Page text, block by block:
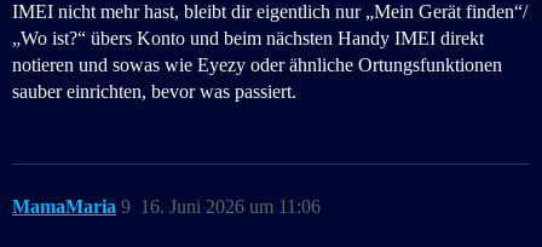
IMEI nicht mehr hast, bleibt dir eigentlich nur „Mein Gerät finden“/
„Wo ist?“ übers Konto und beim nächsten Handy IMEI direkt
notieren und sowas wie Eyezy oder ähnliche Ortungsfunktionen
sauber einrichten, bevor was passiert.
MamaMaria 16. Juni 2026 um 11:06
9